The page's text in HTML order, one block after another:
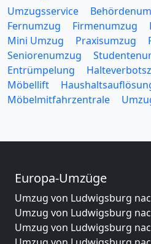
Umzugsservice
Fernumzug
Firmenumzug
Mini Umzug
Praxisumzug
Seniorenumzug
Entrümpelung
Möbellift
Möbelmitfahrzentrale
Europa-Umzüge
Umzug von Ludwigsburg
Umzug von Ludwigsburg
Umzug von Ludwigsburg